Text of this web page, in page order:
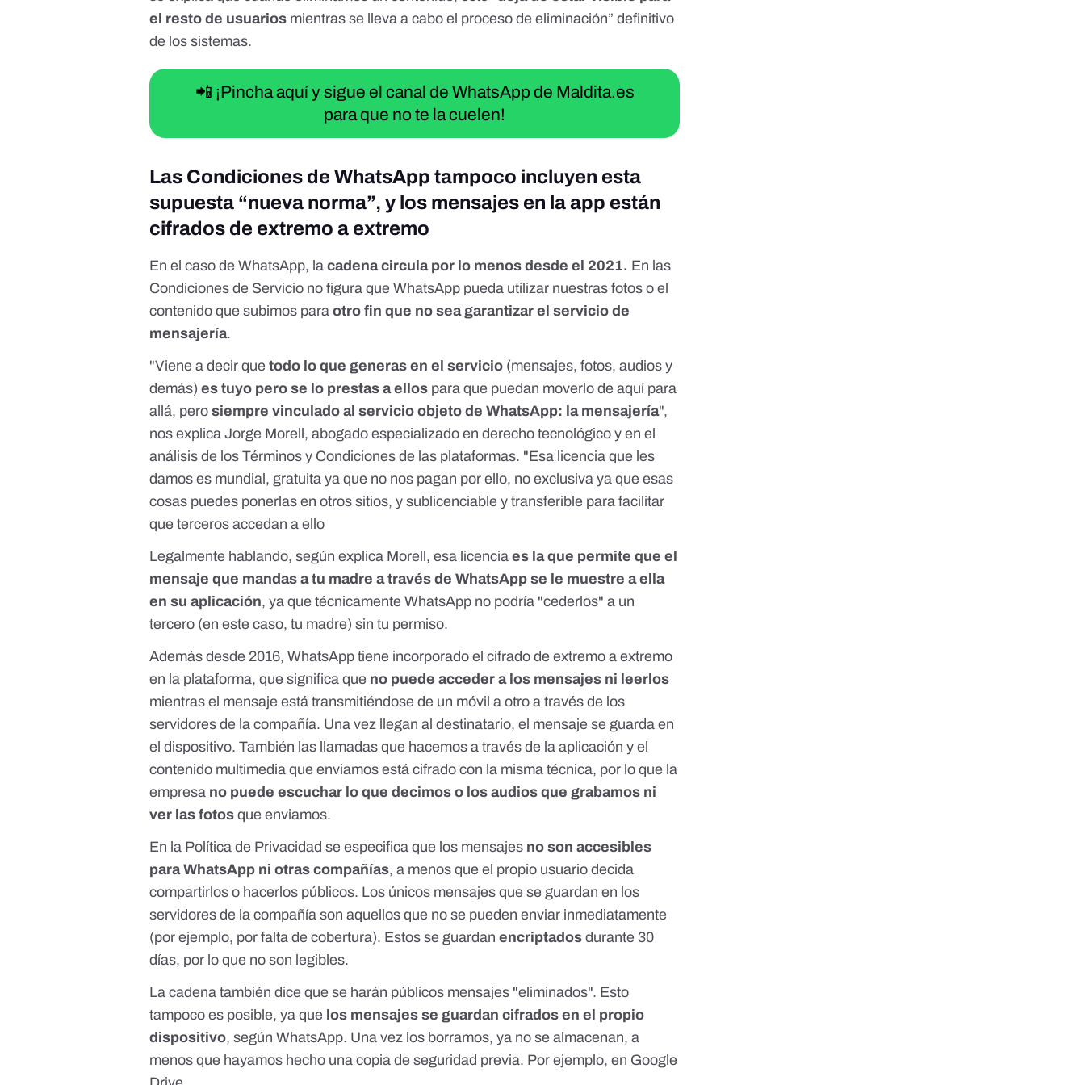
el resto de usuarios mientras se lleva a cabo el proceso de eliminación” definitivo
de los sistemas.
📲 ¡Pincha aquí y sigue el canal de WhatsApp de Maldita.es
para que no te la cuelen!
Las Condiciones de WhatsApp tampoco incluyen esta
supuesta “nueva norma”, y los mensajes en la app están
cifrados de extremo a extremo
En el caso de WhatsApp, lacadena circula por lo menos desde el 2021. En las
Condiciones de Servicio no figura que WhatsApp pueda utilizar nuestras fotos o el
contenido que subimos paraotro fin que no sea garantizar el servicio de
mensajería.
"Viene a decir que todo lo que generas en el servicio (mensajes, fotos, audios y
demás)es tuyo pero se lo prestas a ellos para que puedan moverlo de aquí para
allá, perosiempre vinculado al servicio objeto de WhatsApp: la mensajería",
nos explica Jorge Morell, abogado especializado en derecho tecnológico y en el
análisis de los Términos y Condiciones de las plataformas. "Esa licencia que les
damos es mundial, gratuita ya que no nos pagan por ello, no exclusiva ya que esas
cosas puedes ponerlas en otros sitios, y sublicenciable y transferible para facilitar
que terceros accedan a ello
Legalmente hablando, según explica Morell, esa licenciaes la que permite que el
mensaje que mandas a tu madre a través de WhatsApp se le muestre a ella
en su aplicación, ya que técnicamente WhatsApp no podría "cederlos" a un
tercero (en este caso, tu madre) sin tu permiso.
Además desde 2016, WhatsApp tiene incorporado el cifrado de extremo a extremo
en la plataforma, que significa que no puede acceder a los mensajes ni leerlos
mientras el mensaje está transmitiéndose de un móvil a otro a través de los
servidores de la compañía. Una vez llegan al destinatario, el mensaje se guarda en
el dispositivo. También las llamadas que hacemos a través de la aplicación y el
contenido multimedia que enviamos está cifrado con la misma técnica, por lo que la
empresa no puede escuchar lo que decimos o los audios que grabamos ni
ver las fotos que enviamos.
En la Política de Privacidad se especifica que los mensajes no son accesibles
para WhatsApp ni otras compañías, a menos que el propio usuario decida
compartirlos o hacerlos públicos. Los únicos mensajes que se guardan en los
servidores de la compañía son aquellos que no se pueden enviar inmediatamente
(por ejemplo, por falta de cobertura). Estos se guardanencriptados durante 30
días, por lo que no son legibles.
La cadena también dice que se harán públicos mensajes "eliminados". Esto
tampoco es posible, ya que los mensajes se guardan cifrados en el propio
dispositivo, según WhatsApp. Una vez los borramos, ya no se almacenan, a
menos que hayamos hecho una copia de seguridad previa. Por ejemplo, en Google